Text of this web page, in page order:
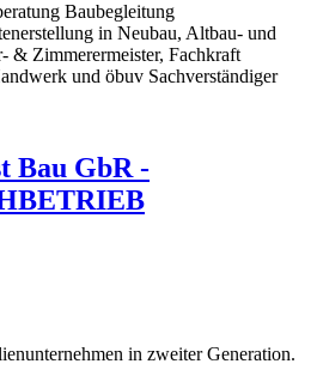
Baubegleitung
in Neubau, Altbau- und
& Zimmerermeister, Fachkraft
und öbuv Sachverständiger
Bau GbR -
in zweiter Generation.